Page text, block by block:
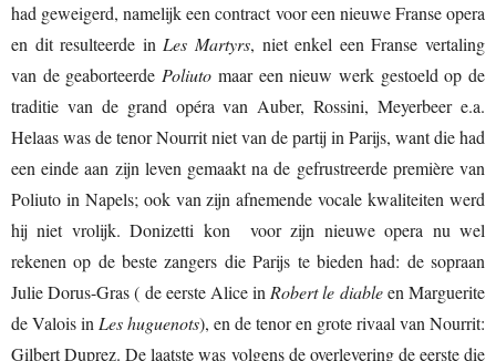
had geweigerd, namelijk een contract voor een nieuwe Franse opera
en dit resulteerde in Les Martyrs, niet enkel een Franse vertaling
van de geaborteerde Poliuto maar een nieuw werk gestoeld op de
traditie van de grand opéra van Auber, Rossini, Meyerbeer e.a.
Helaas was de tenor Nourrit niet van de partij in Parijs, want die had
een einde aan zijn leven gemaakt na de gefrustreerde première van
Poliuto in Napels; ook van zijn afnemende vocale kwaliteiten werd
hij niet vrolijk. Donizetti kon voor zijn nieuwe opera nu wel
rekenen op de beste zangers die Parijs te bieden had: de sopraan
Julie Dorus-Gras ( de eerste Alice in Robert le diableen Marguerite
de Valois in Les huguenots), en de tenor en grote rivaal van Nourrit:
Gilbert Duprez. De laatste was volgens de overlevering de eerste die